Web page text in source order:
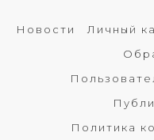
Новости Личный
Политика